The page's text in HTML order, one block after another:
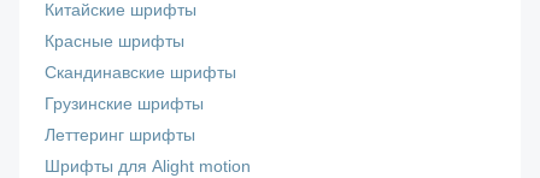
Китайские шрифты
Красные шрифты
Скандинавские шрифты
Грузинские шрифты
Леттеринг шрифты
Шрифты для Alight motion